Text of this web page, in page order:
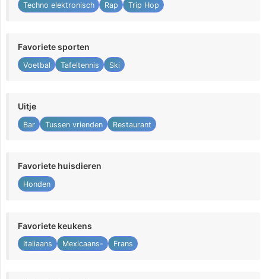
Techno elektronisch Rap Trip Hop
Favoriete sporten
Voetbal Tafeltennis Ski
Uitje
Bar Tussen vrienden Restaurant
Favoriete huisdieren
Honden
Favoriete keukens
Italiaans Mexicaans- Frans